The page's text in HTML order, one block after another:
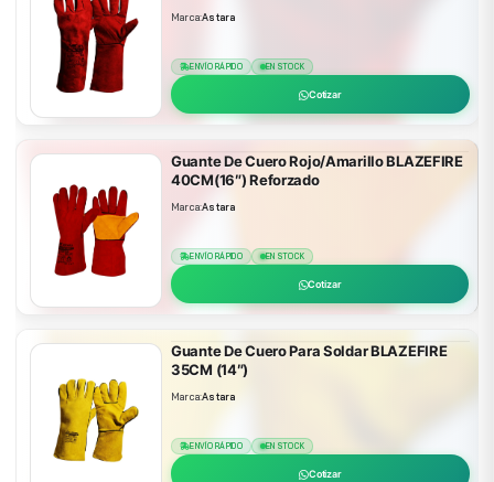
Marca:Astara
ENVÍO RÁPIDO EN STOCK
Cotizar
Guante De Cuero Rojo/Amarillo BLAZEFIRE
40CM(16″) Reforzado
Marca:Astara
ENVÍO RÁPIDO EN STOCK
Cotizar
Guante De Cuero Para Soldar BLAZEFIRE
35CM (14″)
Marca:Astara
ENVÍO RÁPIDO EN STOCK
Cotizar